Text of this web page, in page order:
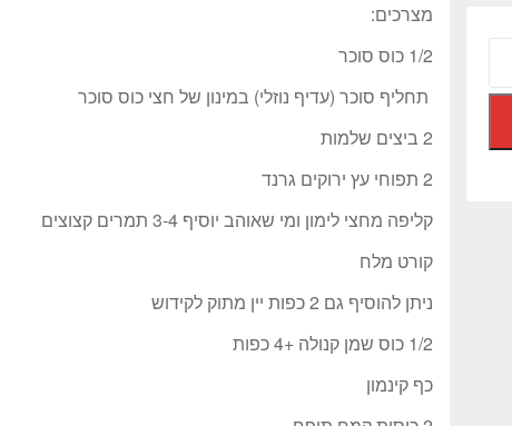
מצרכים:
1/2 כוס סוכר
תחליף סוכר (עדיף נוזלי) במינון של חצי כוס סוכר
2 ביצים שלמות
2 תפוחי עץ ירוקים גרנד
קליפה מחצי לימון ומי שאוהב יוסיף 3-4 תמרים קצוצים
קורט מלח
ניתן להוסיף גם 2 כפות יין מתוק לקידוש
1/2 כוס שמן קנולה +4 כפות
כף קינמון